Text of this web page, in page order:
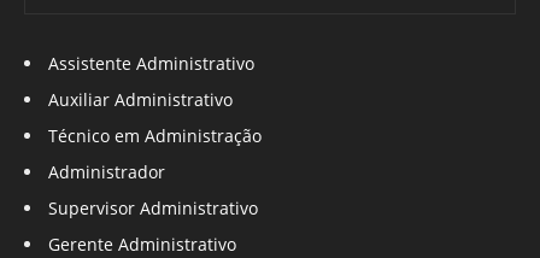
Assistente Administrativo
Auxiliar Administrativo
Técnico em Administração
Administrador
Supervisor Administrativo
Gerente Administrativo